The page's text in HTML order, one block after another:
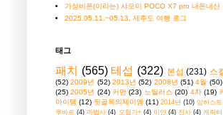
가성비폰(이라는) 샤오미 POCO X7 pro 내돈내산
2025.05.11.~05.13. 제주도 여행 로그
태그
패치 (565) 테섭 (322) 본섭 (231) 스
(52) 2009년 (52) 2013년 (52) 2008년 (51) 4월 (50)
(25) 2005년 (24) 커먼 (23) 노틸러스 (20) 4차 (19)
아이템 (12) 뒷골목의제이엠 (11) 2014년 (10) 암허스트
루바르 (4) 마법사 (4) 모험가+ (4) 이얀 (4) 전사 (4) 캐릭터